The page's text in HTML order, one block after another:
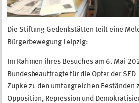
Die Stiftung Gedenkstätten teilt eine
Bürgerbewegung Leipzig:
Im Rahmen ihres Besuches am 6. Mai
Bundesbeauftragte für die Opfer der
Zupke zu den umfangreichen Beständen
Opposition, Repression und